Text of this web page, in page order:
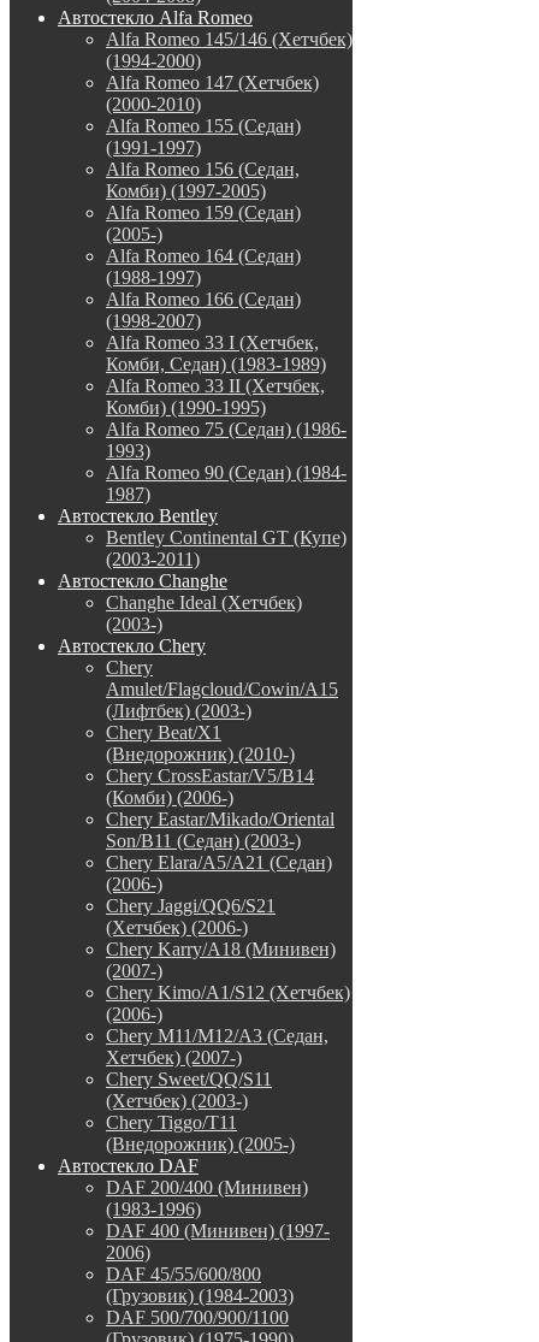
Автостекло Alfa Romeo
Alfa Romeo 145/146 (Хетчбек)
(1994-2000)
Alfa Romeo 147 (Хетчбек)
(2000-2010)
Alfa Romeo 155 (Седан)
(1991-1997)
Alfa Romeo 156 (Седан,
Комби) (1997-2005)
Alfa Romeo 159 (Седан)
(2005-)
Alfa Romeo 164 (Седан)
(1988-1997)
Alfa Romeo 166 (Седан)
(1998-2007)
Alfa Romeo 33 I (Хетчбек,
Комби, Седан) (1983-1989)
Alfa Romeo 33 II (Хетчбек,
Комби) (1990-1995)
Alfa Romeo 75 (Седан) (1986-
1993)
Alfa Romeo 90 (Седан) (1984-
1987)
Автостекло Bentley
Bentley Continental GT (Купе)
(2003-2011)
Автостекло Changhe
Changhe Ideal (Хетчбек)
(2003-)
Автостекло Chery
Chery
Amulet/Flagcloud/Cowin/A15
(Лифтбек) (2003-)
Chery Beat/X1
(Внедорожник) (2010-)
Chery CrossEastar/V5/B14
(Комби) (2006-)
Chery Eastar/Mikado/Oriental
Son/B11 (Седан) (2003-)
Chery Elara/A5/A21 (Седан)
(2006-)
Chery Jaggi/QQ6/S21
(Хетчбек) (2006-)
Chery Karry/A18 (Минивен)
(2007-)
Chery Kimo/A1/S12 (Хетчбек)
(2006-)
Chery M11/M12/A3 (Седан,
Хетчбек) (2007-)
Chery Sweet/QQ/S11
(Хетчбек) (2003-)
Chery Tiggo/T11
(Внедорожник) (2005-)
Автостекло DAF
DAF 200/400 (Минивен)
(1983-1996)
DAF 400 (Минивен) (1997-
2006)
DAF 45/55/600/800
(Грузовик) (1984-2003)
DAF 500/700/900/1100